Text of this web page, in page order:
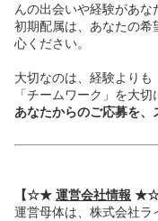
んの出会いや経験があな
初期配属は、あなたの
心ください。
大切なのは、経験よりも
「チームワーク」を大
あなたからのご応募を、
【☆★ 運営会社情報 ★☆
運営母体は、株式会社